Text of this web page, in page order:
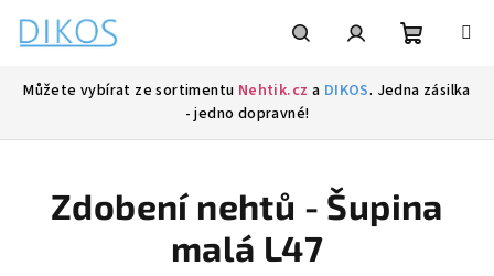
obsah
Můžete vybírat ze sortimentu Nehtik.cz a DIKOS. Jedna zásilka
- jedno dopravné!
Zdobení nehtů - Šupina
malá L47